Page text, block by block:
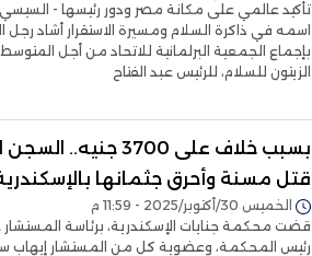
تأكيد عالمي على مكانة مصر ودور رئيسها -
اسمه في ذاكرة السلام ومسيرة الاستقرار أشاد
بإجماع الجمعية البرلمانية للاتحاد من أجل
الزيتون للسلام، للرئيس عبد الفتاح
بسبب خلاف على 3700
قتل مسنة وأحرق جثمانها
الخميس 30/أكتوبر/2025 - 11:59 م
قضت محكمة جنايات الإسكندرية، برئاسة
رئيس المحكمة، وعضوية كل من المستشار إيهاب